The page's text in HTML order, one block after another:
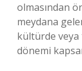
olmasından
meydana
kültürde veya
dönemi